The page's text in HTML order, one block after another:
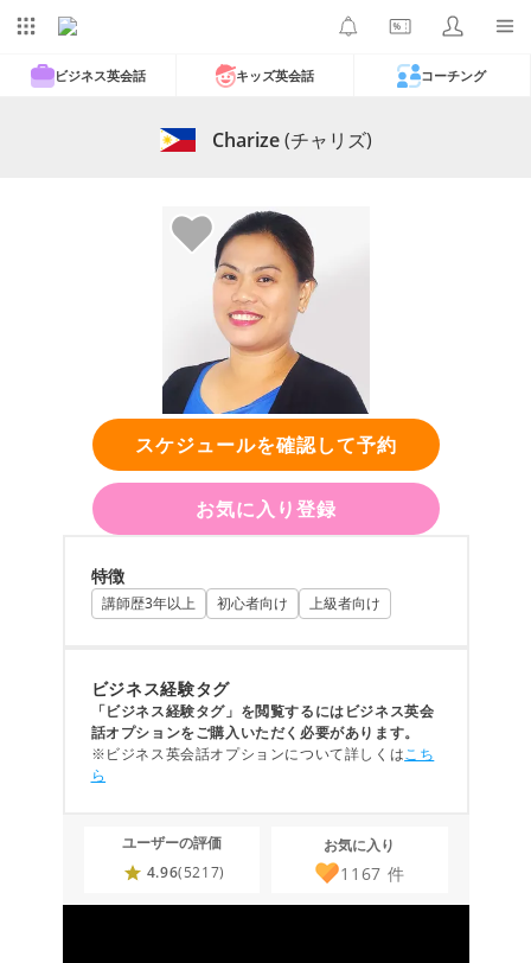
ビジネス英会話 キッズ英会話 コーチング
Charize(チャリズ)
スケジュールを確認して予約
お気に入り登録
特徴
講師歴3年以上 初心者向け 上級者向け
ビジネス経験タグ
「ビジネス経験タグ」を閲覧するにはビジネス英会
話オプションをご購入いただく必要があります。
※ビジネス英会話オプションについて詳しくはこち
ら
ユーザーの評価
4.96(5217)
お気に入り
1167 件